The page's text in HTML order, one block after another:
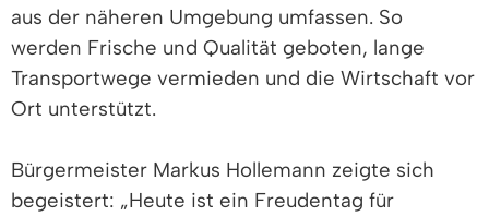
aus der näheren Umgebung umfassen. So
werden Frische und Qualität geboten, lange
Transportwege vermieden und die Wirtschaft vor
Ort unterstützt.
Bürgermeister Markus Hollemann zeigte sich
begeistert: „Heute ist ein Freudentag für